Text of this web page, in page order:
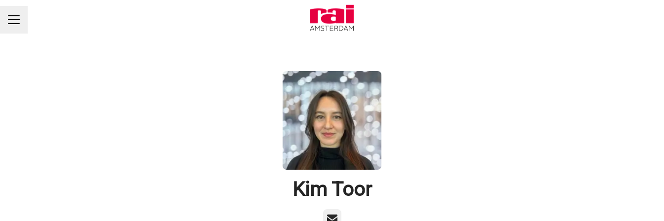
CARRIÈREMENU
Kim Toor
E-mailadres